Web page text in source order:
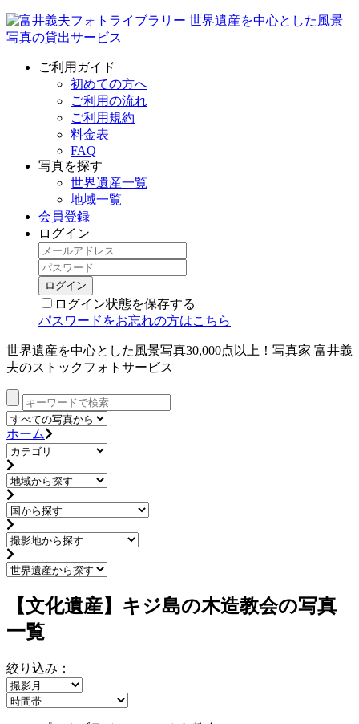
ご利用ガイド
初めての方へ
ご利用の流れ
ご利用規約
料金表
FAQ
写真を探す
世界遺産一覧
地域一覧
会員登録
ログイン
ログイン状態を保存する
パスワードをお忘れの方はこちら
世界遺産を中心とした風景写真30,000点以上！写真家 富井義
夫のストックフォトサービス
ホーム
【文化遺産】キジ島の木造教会の写真
一覧
絞り込み：